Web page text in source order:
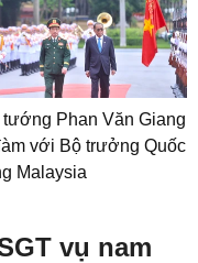
Phan Văn Giang
với Bộ trưởng Quốc
Malaysia
vụ nam